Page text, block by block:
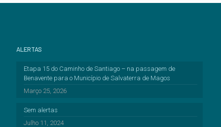
ALERTAS
Etapa 15 do Caminho de Santiago – na passagem de
Benavente para o Município de Salvaterra de Magos
Março 25, 2026
Sem alertas
Julho 11, 2024